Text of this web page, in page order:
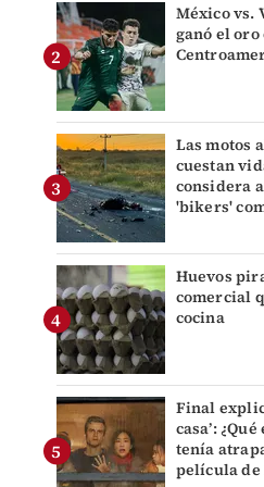
México vs.
ganó el oro
Las motos
cuestan
considera
'bikers'
Huevos
comercial
cocina
Final
casa’:
tenía
película de